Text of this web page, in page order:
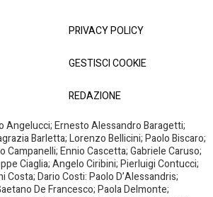
PRIVACY POLICY
GESTISCI COOKIE
REDAZIONE
Angelucci; Ernesto Alessandro Baragetti;
Barletta; Lorenzo Bellicini; Paolo Biscaro;
Campanelli; Ennio Cascetta; Gabriele Caruso;
Ciaglia; Angelo Ciribini; Pierluigi Contucci;
Costa; Dario Costi: Paolo D’Alessandris;
De Francesco; Paola Delmonte;